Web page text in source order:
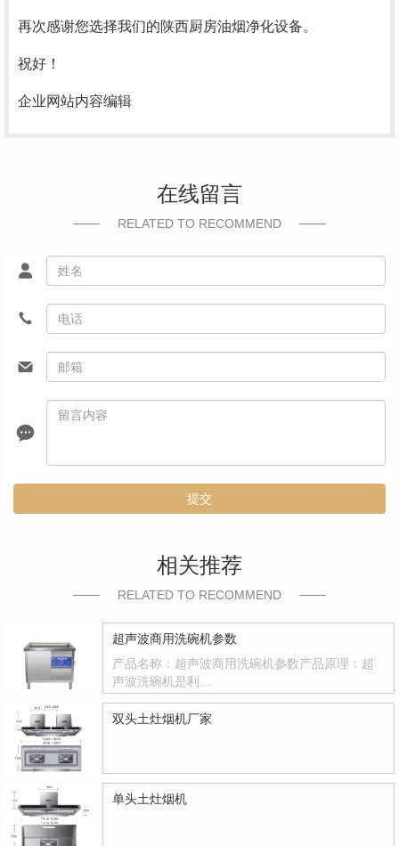
再次感谢您选择我们的陕西厨房油烟净化设备。
祝好！
企业网站内容编辑
在线留言
RELATED TO RECOMMEND
提交
相关推荐
RELATED TO RECOMMEND
超声波商用洗碗机参数
产品名称：超声波商用洗碗机参数产品原理：超
声波洗碗机是利…
双头土灶烟机厂家
单头土灶烟机